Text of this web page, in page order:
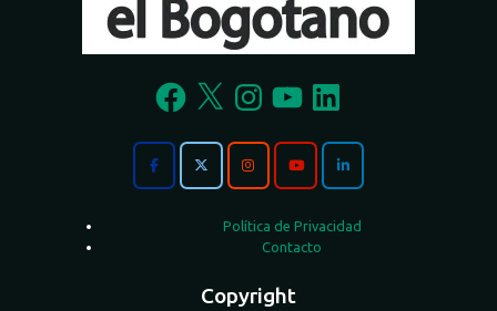
Facebook
X InstagramYouTubeLinkedIn
Política de Privacidad
Contacto
Copyright